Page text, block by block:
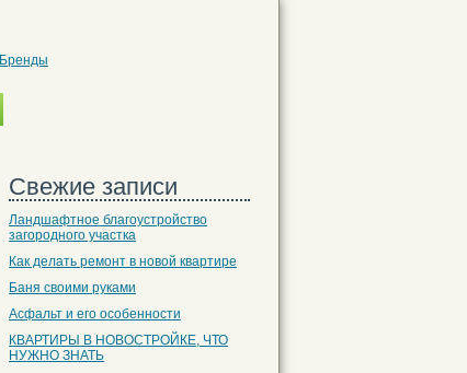
Бренды
Свежие записи
Ландшафтное благоустройство
загородного участка
Как делать ремонт в новой квартире
Баня своими руками
Асфальт и его особенности
КВАРТИРЫ В НОВОСТРОЙКЕ, ЧТО
НУЖНО ЗНАТЬ